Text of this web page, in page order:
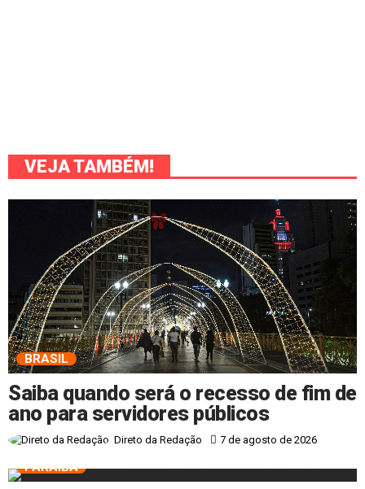
VEJA TAMBÉM!
BRASIL
Saiba quando será o recesso de fim de
ano para servidores públicos
Direto da Redação 7 de agosto de 2026
PARAÍBA